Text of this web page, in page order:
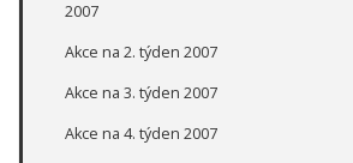
2007
Akce na 2. týden 2007
Akce na 3. týden 2007
Akce na 4. týden 2007